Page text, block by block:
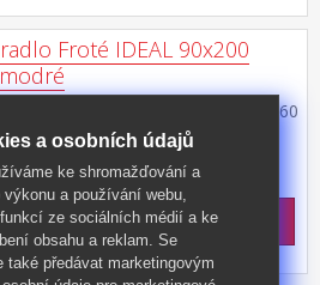
Froté IDEAL 90x200
froté, 80% bavlna, 20% polyester, 160
provedení světle modrá savé,
obšito gumou pro
výšky 25 cm pratelné do 40 °C
s DPH
Kč **
a osobních údajů
ke shromažďování a
a používání webu,
ze sociálních médií a ke
obsahu a reklam. Se
také předávat marketingovým